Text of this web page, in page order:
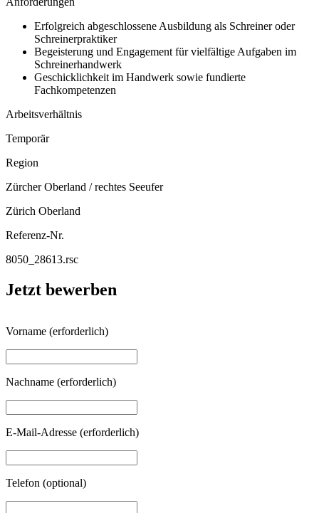
Erfolgreich abgeschlossene Ausbildung als Schreiner oder
Schreinerpraktiker
Begeisterung und Engagement für vielfältige Aufgaben im
Schreinerhandwerk
Geschicklichkeit im Handwerk sowie fundierte
Fachkompetenzen
Arbeitsverhältnis
Temporär
Region
Zürcher Oberland / rechtes Seeufer
Zürich Oberland
Referenz-Nr.
8050_28613.rsc
Jetzt bewerben
Vorname (erforderlich)
Nachname (erforderlich)
E-Mail-Adresse (erforderlich)
Telefon (optional)